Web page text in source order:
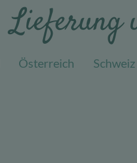
Lieferung
Österreich Schweiz